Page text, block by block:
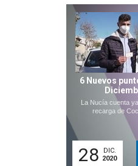
6 Nuevos
La Nucía cuenta
recarga de
28
DIC.
2020